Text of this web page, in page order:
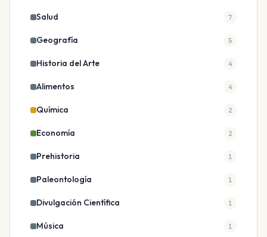
Salud 7
Geografía 5
Historia del Arte 4
Alimentos 4
Química 2
Economía 2
Prehistoria 1
Paleontología 1
Divulgación Científica 1
Música 1